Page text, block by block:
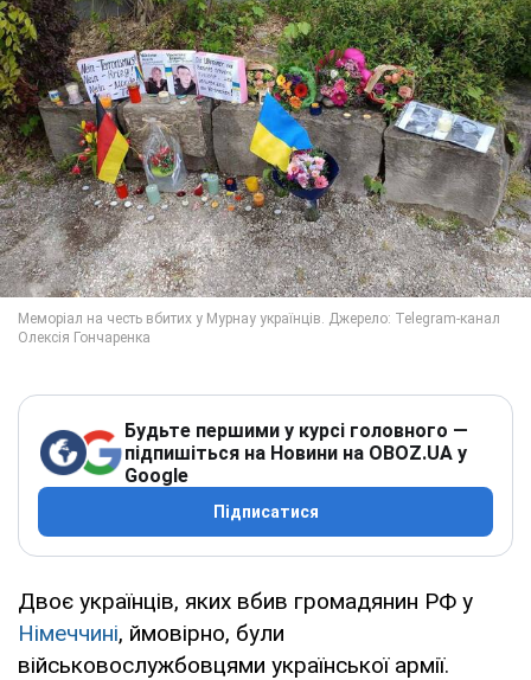
Будьте першими у курсі головного —
підпишіться на Новини на OBOZ.UA у
Google
Підписатися
Двоє українців, яких вбив громадянин РФ у
Німеччині, ймовірно, були
військовослужбовцями української армії.